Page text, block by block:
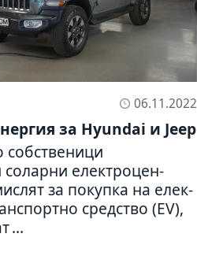
06.11.2022
за Hyundai и Jeep
соб­стве­ници
елект­ро­цен­
за покупка на елек­
сред­ство (EV),
...